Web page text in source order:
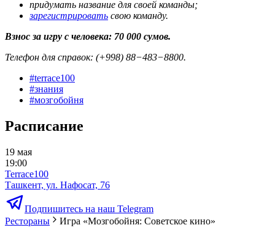
придумать название для своей команды;
зарегистрировать свою команду.
Взнос за игру с человека: 70 000 сумов.
Телефон для справок: (+998) 88−483−8800.
#terrace100
#знания
#мозгобойня
Расписание
19 мая
19:00
Terrace100
Ташкент, ул. Нафосат, 76
Подпишитесь на наш Telegram
Рестораны
Игра «Мозгобойня: Советское кино»